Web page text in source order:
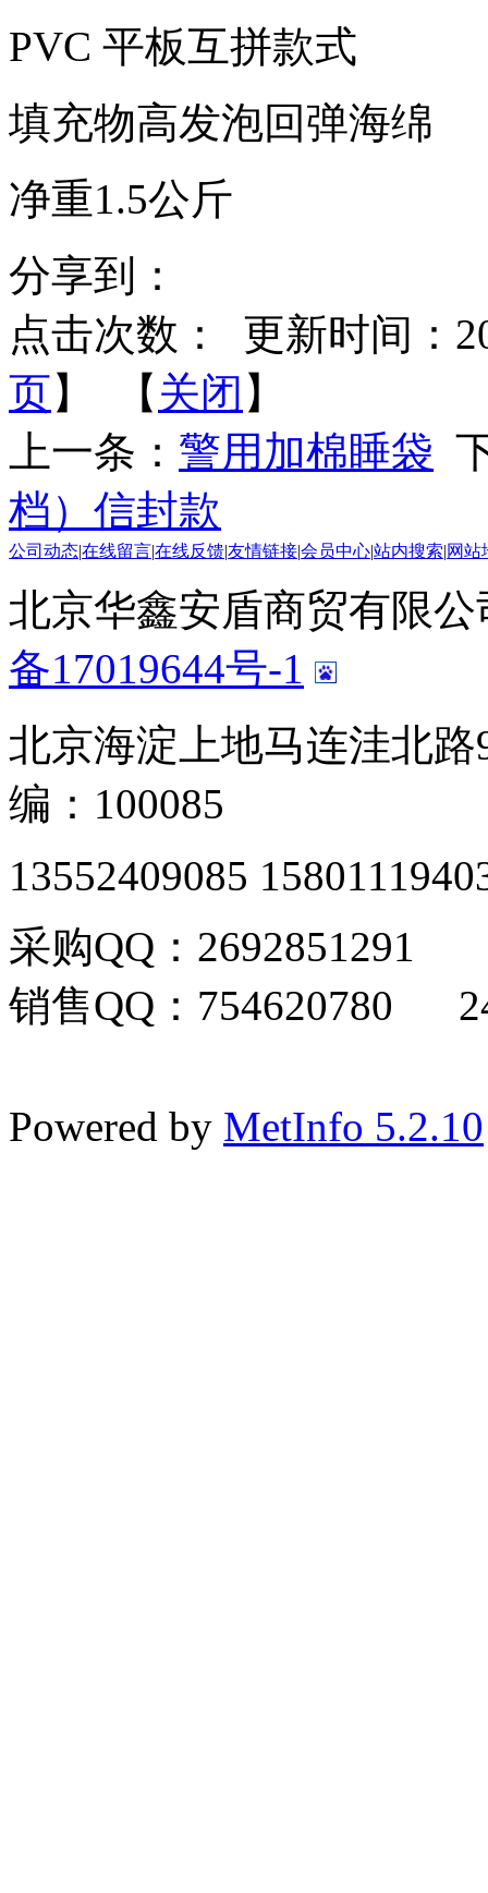
PVC 平板互拼款式
填充物高发泡回弹海绵
净重1.5公斤
分享到：
点击次数：
更新时间：
页】 【 关闭 】
上一条： 警用加棉睡袋
档）信封款
公司动态|在线留言|在线反馈|友情链接|会员中心|站内搜索|网站
北京华鑫安盾商贸有限
备17019644号-1
北京海淀上地马连洼北
编：100085
13552409085
采购QQ：2692851291
销售QQ：754620780
Powered by MetInfo 5.2.10